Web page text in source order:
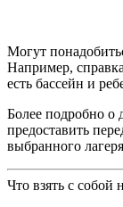
Могут
Например,
есть бассейн и
Более подробно о
предоставить
выбранного
Что взять с собой